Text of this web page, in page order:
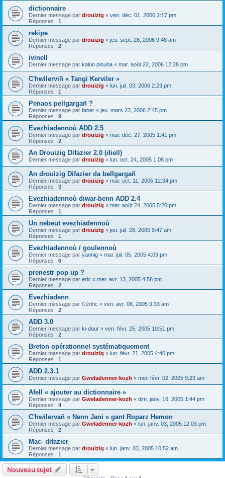
dictionnaire
Dernier message par drouizig « ven. déc. 01, 2006 2:17 pm
Réponses : 1
rekipe
Dernier message par drouizig « jeu. sept. 28, 2006 9:48 am
Réponses : 2
ivinell
Dernier message par kalon plouha « mar. août 22, 2006 12:28 pm
C'hwilerviñ « Tangi Kerviler »
Dernier message par drouizig « lun. juil. 03, 2006 2:23 pm
Réponses : 1
Penaos pellgargañ ?
Dernier message par faber « jeu. mars 23, 2006 2:45 pm
Réponses : 9
Evezhiadennoù ADD 2.5
Dernier message par drouizig « mar. déc. 27, 2005 1:41 pm
Réponses : 2
An Drouizig Difazier 2.0 (diell)
Dernier message par drouizig « lun. oct. 24, 2005 1:08 pm
An drouizig Difazier da bellgargañ
Dernier message par drouizig « mar. oct. 11, 2005 12:34 pm
Réponses : 3
Evezhiadennoù diwar-benn ADD 2.4
Dernier message par drouizig « mer. août 24, 2005 5:20 pm
Réponses : 1
Un nebeut evezhiadennoù
Dernier message par drouizig « jeu. juil. 28, 2005 9:47 am
Réponses : 1
Evezhiadennoù / goulennoù
Dernier message par yannig « mar. juil. 05, 2005 4:09 pm
Réponses : 6
prenestr pop up ?
Dernier message par eric « mer. avr. 13, 2005 4:58 pm
Réponses : 2
Evezhiadenn
Dernier message par Cédric « ven. avr. 08, 2005 9:33 am
Réponses : 2
ADD 3.0
Dernier message par ki-dour « ven. févr. 25, 2005 10:51 pm
Réponses : 2
Breton opérationnel systématiquement
Dernier message par drouizig « lun. févr. 21, 2005 4:40 pm
Réponses : 1
ADD 2.3.1
Dernier message par Gweladenner-kozh « mer. févr. 02, 2005 9:23 am
Afell « ajouter au dictionnaire »
Dernier message par Gweladenner-kozh « dim. janv. 16, 2005 1:44 pm
Réponses : 4
C'hwilervañ « Nenn Jani » gant Roparz Hemon
Dernier message par Gweladenner-kozh « lun. janv. 03, 2005 12:03 pm
Réponses : 2
Mac- difazier
Dernier message par drouizig « lun. janv. 03, 2005 10:52 am
Réponses : 1
Nouveau sujet